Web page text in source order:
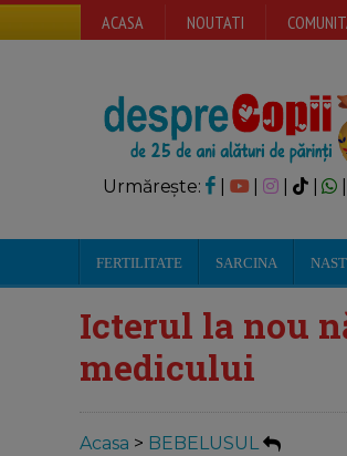
ACASA NOUTATI
Urmărește: | |
FERTILITATE SARCINA
Icterul la nou
medicului
Acasa > BEBELUSUL